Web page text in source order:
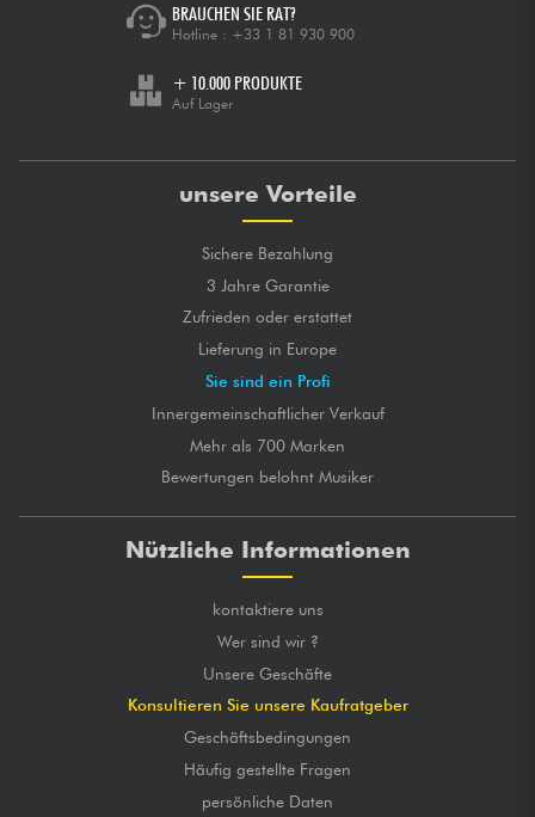
BRAUCHEN SIE RAT?
Hotline : +33 1 81 930 900
+ 10.000 PRODUKTE
Auf Lager
unsere Vorteile
Sichere Bezahlung
3 Jahre Garantie
Zufrieden oder erstattet
Lieferung in Europe
Sie sind ein Profi
Innergemeinschaftlicher Verkauf
Mehr als 700 Marken
Bewertungen belohnt Musiker
Nützliche Informationen
kontaktiere uns
Wer sind wir ?
Unsere Geschäfte
Konsultieren Sie unsere Kaufratgeber
Geschäftsbedingungen
Häufig gestellte Fragen
persönliche Daten